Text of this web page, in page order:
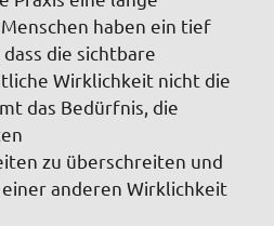
haben ein tief
die sichtbare
Wirklichkeit nicht die
das Bedürfnis, die
zu überschreiten und
anderen Wirklichkeit